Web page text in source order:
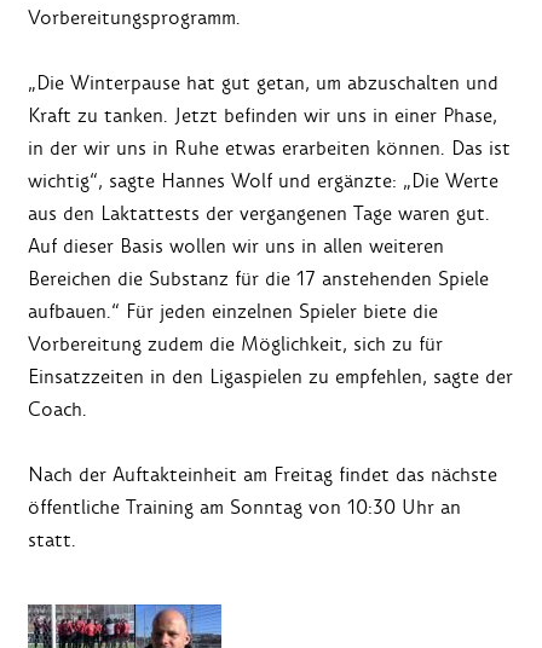
Vorbereitungsprogramm.
„Die Winterpause hat gut getan, um abzuschalten und
Kraft zu tanken. Jetzt befinden wir uns in einer Phase,
in der wir uns in Ruhe etwas erarbeiten können. Das ist
wichtig“, sagte Hannes Wolf und ergänzte: „Die Werte
aus den Laktattests der vergangenen Tage waren gut.
Auf dieser Basis wollen wir uns in allen weiteren
Bereichen die Substanz für die 17 anstehenden Spiele
aufbauen.“ Für jeden einzelnen Spieler biete die
Vorbereitung zudem die Möglichkeit, sich zu für
Einsatzzeiten in den Ligaspielen zu empfehlen, sagte der
Coach.
Nach der Auftakteinheit am Freitag findet das nächste
öffentliche Training am Sonntag von 10:30 Uhr an
statt.